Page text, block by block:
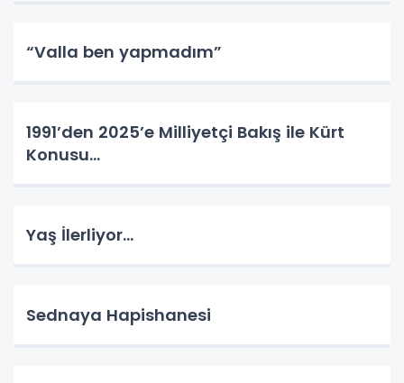
“Valla ben yapmadım”
1991’den 2025’e Milliyetçi Bakış ile Kürt
Konusu…
Yaş İlerliyor…
Sednaya Hapishanesi